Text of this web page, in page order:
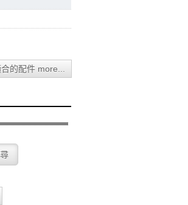
的配件 more...